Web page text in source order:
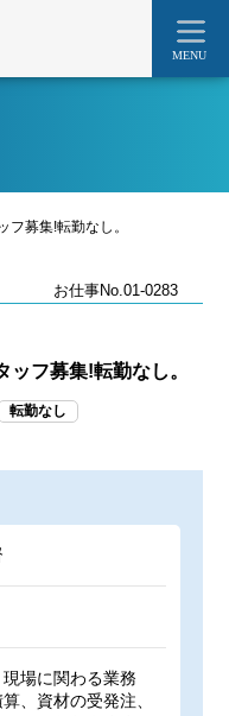
MENU
募集!転勤なし。
お仕事No.01-0283
フ募集!転勤なし。
転勤なし
場に関わる業務
、資材の受発注、